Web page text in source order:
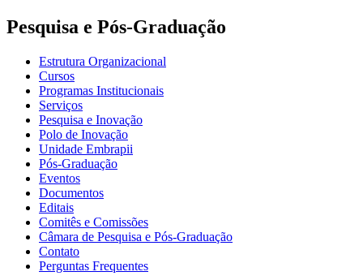
Pesquisa e Pós-Graduação
Estrutura Organizacional
Cursos
Programas Institucionais
Serviços
Pesquisa e Inovação
Polo de Inovação
Unidade Embrapii
Pós-Graduação
Eventos
Documentos
Editais
Comitês e Comissões
Câmara de Pesquisa e Pós-Graduação
Contato
Perguntas Frequentes